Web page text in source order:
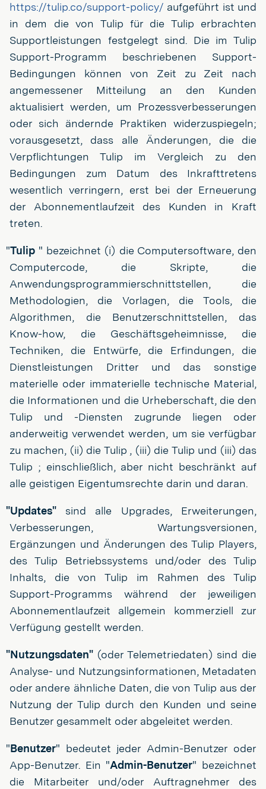
https://tulip.co/support-policy/ aufgeführt ist und
in dem die von Tulip für die Tulip erbrachten
Supportleistungen festgelegt sind. Die im Tulip
Support-Programm beschriebenen Support-
Bedingungen können von Zeit zu Zeit nach
angemessener Mitteilung an den Kunden
aktualisiert werden, um Prozessverbesserungen
oder sich ändernde Praktiken widerzuspiegeln;
vorausgesetzt, dass alle Änderungen, die die
Verpflichtungen Tulip im Vergleich zu den
Bedingungen zum Datum des Inkrafttretens
wesentlich verringern, erst bei der Erneuerung
der Abonnementlaufzeit des Kunden in Kraft
treten.
"Tulip " bezeichnet (i) die Computersoftware, den
Computercode, die Skripte, die
Anwendungsprogrammierschnittstellen, die
Methodologien, die Vorlagen, die Tools, die
Algorithmen, die Benutzerschnittstellen, das
Know-how, die Geschäftsgeheimnisse, die
Techniken, die Entwürfe, die Erfindungen, die
Dienstleistungen Dritter und das sonstige
materielle oder immaterielle technische Material,
die Informationen und die Urheberschaft, die den
Tulip und -Diensten zugrunde liegen oder
anderweitig verwendet werden, um sie verfügbar
zu machen, (ii) die Tulip , (iii) die Tulip und (iii) das
Tulip ; einschließlich, aber nicht beschränkt auf
alle geistigen Eigentumsrechte darin und daran.
"Updates" sind alle Upgrades, Erweiterungen,
Verbesserungen, Wartungsversionen,
Ergänzungen und Änderungen des Tulip Players,
des Tulip Betriebssystems und/oder des Tulip
Inhalts, die von Tulip im Rahmen des Tulip
Support-Programms während der jeweiligen
Abonnementlaufzeit allgemein kommerziell zur
Verfügung gestellt werden.
"Nutzungsdaten"(oder Telemetriedaten) sind die
Analyse- und Nutzungsinformationen, Metadaten
oder andere ähnliche Daten, die von Tulip aus der
Nutzung der Tulip durch den Kunden und seine
Benutzer gesammelt oder abgeleitet werden.
"Benutzer" bedeutet jeder Admin-Benutzer oder
App-Benutzer. Ein "Admin-Benutzer" bezeichnet
die Mitarbeiter und/oder Auftragnehmer des